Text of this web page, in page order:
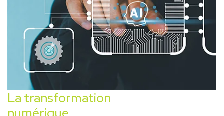
La transformation